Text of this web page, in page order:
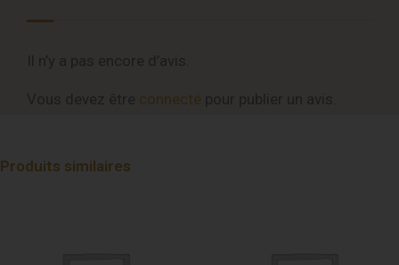
connecté
Produits similaires